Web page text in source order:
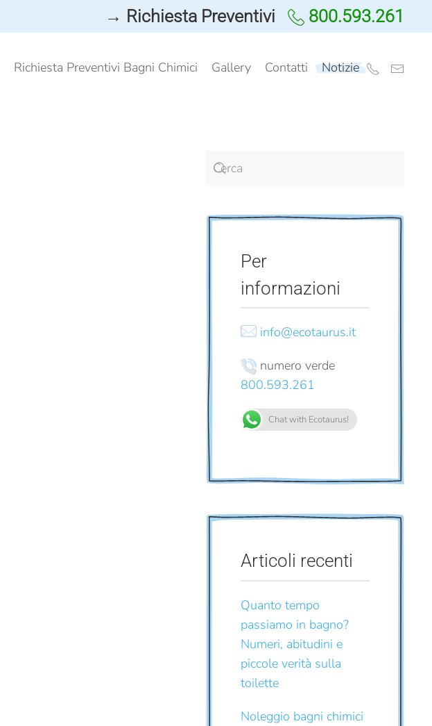
→ Richiesta Preventivi 800.593.261
Richiesta Preventivi Bagni Chimici Gallery Contatti Notizie
Per
informazioni
info@ecotaurus.it
numero verde
800.593.261
Chat with Ecotaurus!
Articoli recenti
Quanto tempo
passiamo in bagno?
Numeri, abitudini e
piccole verità sulla
toilette
Noleggio bagni chimici